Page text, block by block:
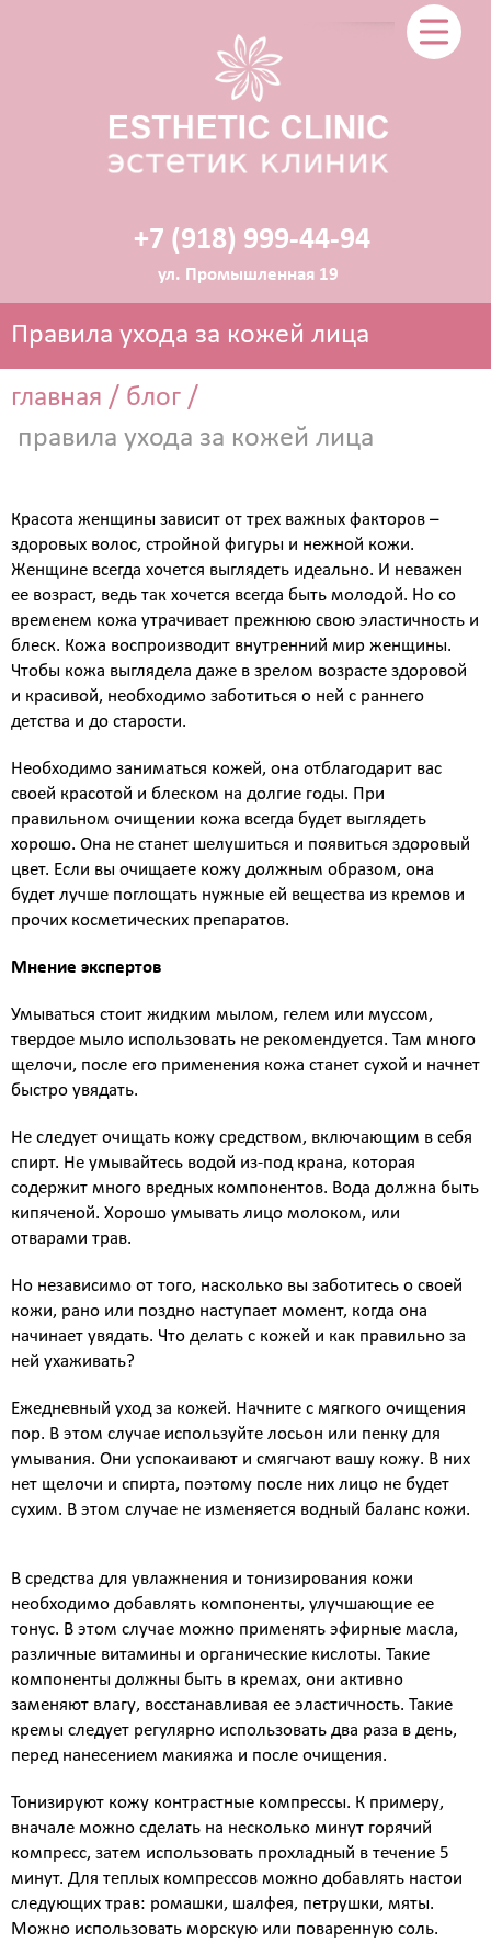
+7 (918) 999-44-94
ул. Промышленная 19
ЭСТЕТИЧЕСКАЯ КОСМЕТОЛОГИЯ
Пилинги - поверхностные и поверхностно
срединные
Чистка лица и уход на косметике HOLY LAND
(Израиль)
Чистка лица и уход на премиальной косметике
Zein Obagi (США)
Криолифтинг - безинъекционная мезотерапия
(питание и увлажнение кожи)
ИНЪЕКЦИОННАЯ КОСМЕТОЛОГИЯ
Консультация врача - дерматолога, косметолога
Трихология - лечение выпадения волос
Полиревитализация - питание и стимулирование
регенерации кожи
Колостотерапия - глубокое восстановление
структуры и рельефа кожи
Увеличение губ - коррекция формы и объема губ
гиалуроновой кислоты
препаратами на основе нестабилизированной
гиалуроновой кислоты
Контурная пластика - объёмное моделирование
лица препаратами на основе стабилизированной
Диспорт - устранение мимических морщин
ботулотоксином типа А Dysport (Франция)
Миотокс - устранение мимических морщин
ботулотоксином типа А Миотокс
Гипергидроз - устранение повышенного
плазмолифтинг - подкожное введение плазмы
обогащённой тромбоцитами
ВЕКТОРНЫЙ ЛИФТИНГ препаратом RADIESSE (
восполнение утраченных объёмов,векторный
лица препаратом на основе гидроксиапатита
кальция « Radiesse » (Германия)
КОЛЛОГЕНОТЕРАПИЯ (стимулирует собственный
коллаген)
SMAS лифтинг оригинальным
СМАС лифтинг в косметологии Esthetic Clinic на
оригинальном аппарате ULTHERA
ЛАЗЕРНАЯ КОСМЕТОЛОГИЯ
Лазерная эпиляция александритовым лазером
CANDELA GentleLase Pro U (США), прайс для
женщин.
Лазерная эпиляция александритовым лазером
CANDELA GentleLase Pro U (США), прайс для
НИТИ APTOS
Нити APTOS - безоперационная подтяжка лица
рассасывающимися нитями Аптос
УСТРАНЕНИЕ ЖИРОВЫХ ОТЛОЖЕНИЙ
Удаление жира липолитиками
Правила ухода за кожей лица
главная / блог /
правила ухода за кожей лица
Красота женщины зависит от трех важных факторов –
здоровых волос, стройной фигуры и нежной кожи.
Женщине всегда хочется выглядеть идеально. И неважен
ее возраст, ведь так хочется всегда быть молодой. Но со
временем кожа утрачивает прежнюю свою эластичность и
блеск. Кожа воспроизводит внутренний мир женщины.
Чтобы кожа выглядела даже в зрелом возрасте здоровой
и красивой, необходимо заботиться о ней с раннего
детства и до старости.
Необходимо заниматься кожей, она отблагодарит вас
своей красотой и блеском на долгие годы. При
правильном очищении кожа всегда будет выглядеть
хорошо. Она не станет шелушиться и появиться здоровый
цвет. Если вы очищаете кожу должным образом, она
будет лучше поглощать нужные ей вещества из кремов и
прочих косметических препаратов.
Мнение экспертов
Умываться стоит жидким мылом, гелем или муссом,
твердое мыло использовать не рекомендуется. Там много
щелочи, после его применения кожа станет сухой и начнет
быстро увядать.
Не следует очищать кожу средством, включающим в себя
спирт. Не умывайтесь водой из-под крана, которая
содержит много вредных компонентов. Вода должна быть
кипяченой. Хорошо умывать лицо молоком, или
отварами трав.
Но независимо от того, насколько вы заботитесь о своей
кожи, рано или поздно наступает момент, когда она
начинает увядать. Что делать с кожей и как правильно за
ней ухаживать?
Ежедневный уход за кожей. Начните с мягкого очищения
пор. В этом случае используйте лосьон или пенку для
умывания. Они успокаивают и смягчают вашу кожу. В них
нет щелочи и спирта, поэтому после них лицо не будет
сухим. В этом случае не изменяется водный баланс кожи.
В средства для увлажнения и тонизирования кожи
необходимо добавлять компоненты, улучшающие ее
тонус. В этом случае можно применять эфирные масла,
различные витамины и органические кислоты. Такие
компоненты должны быть в кремах, они активно
заменяют влагу, восстанавливая ее эластичность. Такие
кремы следует регулярно использовать два раза в день,
перед нанесением макияжа и после очищения.
Тонизируют кожу контрастные компрессы. К примеру,
вначале можно сделать на несколько минут горячий
компресс, затем использовать прохладный в течение 5
минут. Для теплых компрессов можно добавлять настои
следующих трав: ромашки, шалфея, петрушки, мяты.
Можно использовать морскую или поваренную соль.